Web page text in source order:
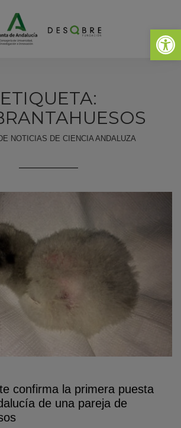
Abrir
ETIQUETA:
NOTICIAS DE CIENCIA ANDALUZA
confirma la primera puesta
de una pareja de